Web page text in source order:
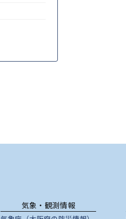
気象・観測情報